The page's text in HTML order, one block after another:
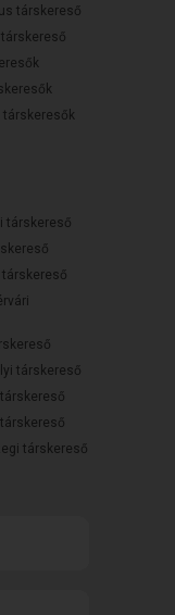
társkereső
társkeresők
társkereső
társkereső
társkereső